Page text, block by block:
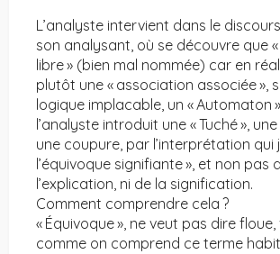
L’analyste intervient dans le
son analysant, où se découvre que «
libre » (bien mal nommée) car en
plutôt une « association associée »,
logique implacable, un « Automaton
l’analyste introduit une « Tuché »,
une coupure, par l’interprétation qui
l’équivoque signifiante », et non pas
l’explication, ni de la signification.
Comment comprendre cela ?
« Équivoque », ne veut pas dire floue,
comme on comprend ce terme